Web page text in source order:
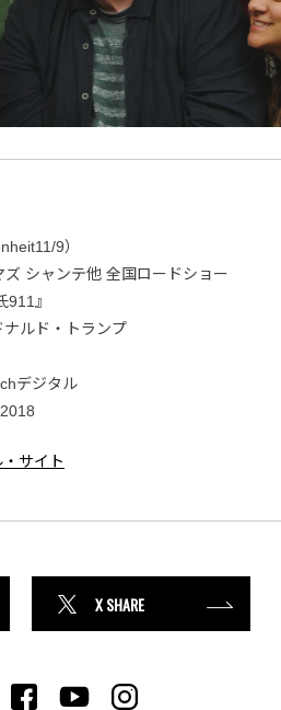
9）
シャンテ他 全国ロードショー
』
ルド・トランプ
デジタル
サイト
X SHARE